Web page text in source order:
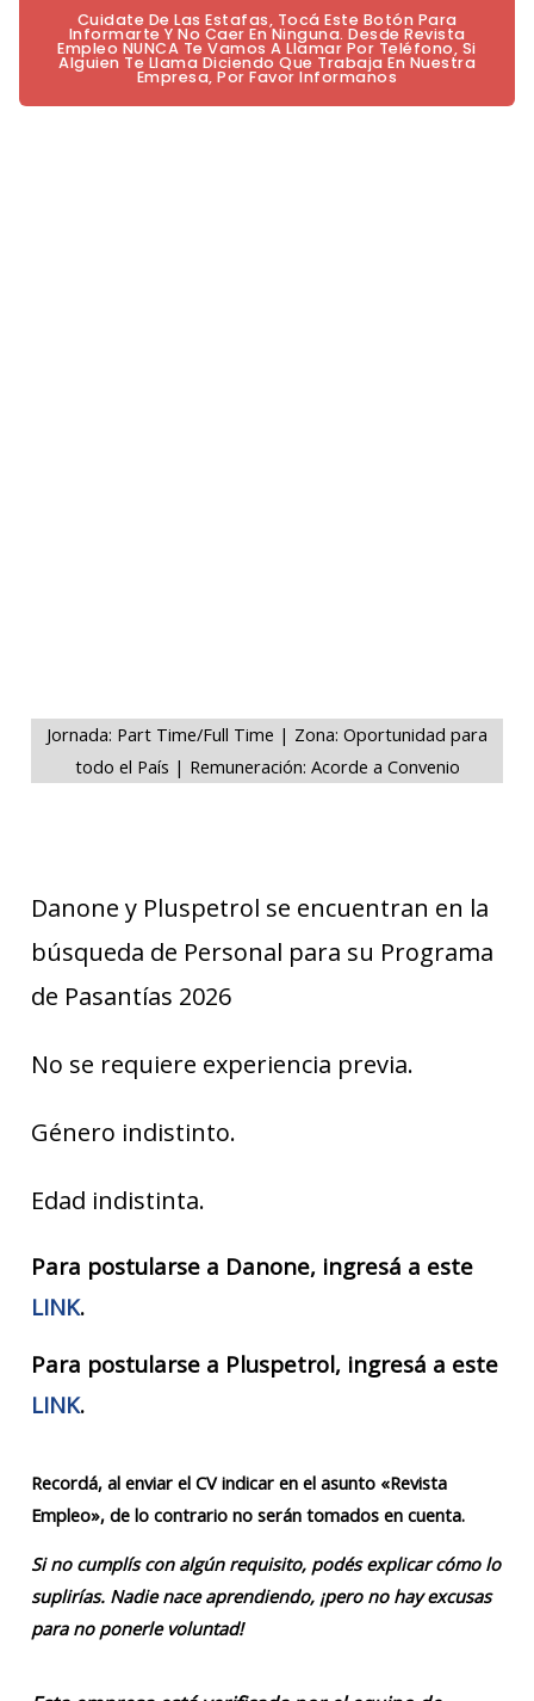
Cuidate De Las Estafas, Tocá Este Botón Para
Informarte Y No Caer En Ninguna. Desde Revista
Empleo NUNCA Te Vamos A Llamar Por Teléfono, Si
Alguien Te Llama Diciendo Que Trabaja En Nuestra
Empresa, Por Favor Informanos
Jornada: Part Time/Full Time | Zona: Oportunidad para
todo el País | Remuneración: Acorde a Convenio
Danone y Pluspetrol se encuentran en la
búsqueda de Personal para su Programa
de Pasantías 2026
No se requiere experiencia previa.
Género indistinto.
Edad indistinta.
Para postularse a Danone, ingresá a este
LINK.
Para postularse a Pluspetrol, ingresá a este
LINK.
Recordá, al enviar el CV indicar en el asunto «Revista
Empleo», de lo contrario no serán tomados en cuenta.
Si no cumplís con algún requisito, podés explicar cómo lo
suplirías. Nadie nace aprendiendo, ¡pero no hay excusas
para no ponerle voluntad!